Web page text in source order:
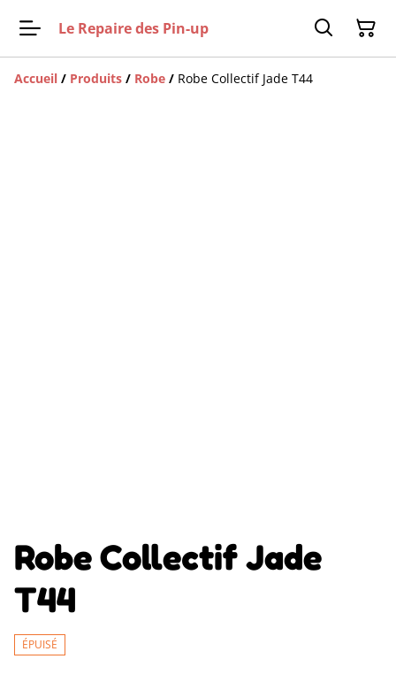
Le Repaire des Pin-up
Accueil / Produits / Robe / Robe Collectif Jade T44
Robe Collectif Jade
T44
ÉPUISÉ